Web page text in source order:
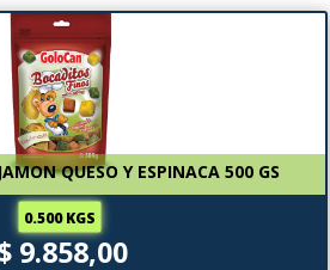
QUESO Y ESPINACA 500 GS
0.500 KGS
9.858,00